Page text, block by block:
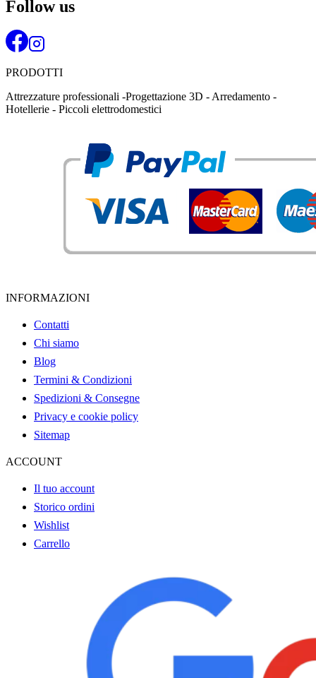
Follow us
PRODOTTI
Attrezzature professionali -Progettazione 3D - Arredamento -
Hotellerie - Piccoli elettrodomestici
INFORMAZIONI
Contatti
Chi siamo
Blog
Termini & Condizioni
Spedizioni & Consegne
Privacy e cookie policy
Sitemap
ACCOUNT
Il tuo account
Storico ordini
Wishlist
Carrello